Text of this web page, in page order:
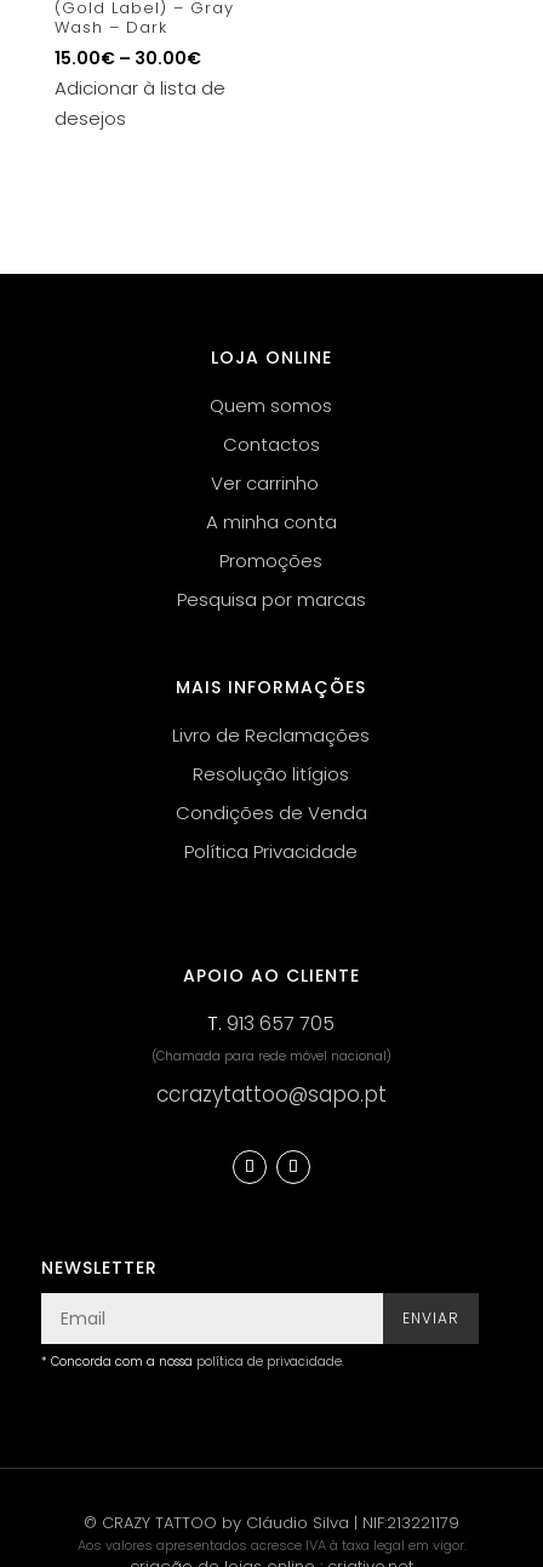
(Gold Label) – Gray
Wash – Dark
15.00€– 30.00€
Adicionar à lista de
desejos
LOJA ONLINE
Quem somos
Contactos
Ver carrinho
A minha conta
Promoções
Pesquisa por marcas
MAIS INFORMAÇÕES
Livro de Reclamações
Resolução litígios
Condições de Venda
Política Privacidade
APOIO AO CLIENTE
T.913 657 705
(Chamada para rede móvel nacional)
ccrazytattoo@sapo.pt
NEWSLETTER
ENVIAR
* Concorda com a nossa política de privacidade.
© CRAZY TATTOO by Cláudio Silva | NIF:213221179
Aos valores apresentados acresce IVA à taxa legal em vigor.